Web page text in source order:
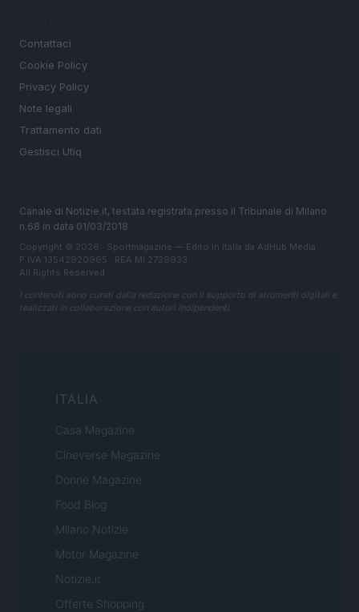
Contattaci
Cookie Policy
Privacy Policy
Note legali
Trattamento dati
Gestisci Utiq
Canale di Notizie.it, testata registrata presso il Tribunale di Milano
n.68 in data 01/03/2018
Copyright © 2026 · Sportmagazine — Edito in Italia da AdHub Media
P.IVA 13542920965 · REA MI 2729933
All Rights Reserved
I contenuti sono curati dalla redazione con il supporto di strumenti digitali e
realizzati in collaborazione con autori indipendenti.
ITALIA
Casa Magazine
Cineverse Magazine
Donne Magazine
Food Blog
Milano Notizie
Motor Magazine
Notizie.it
Offerte Shopping